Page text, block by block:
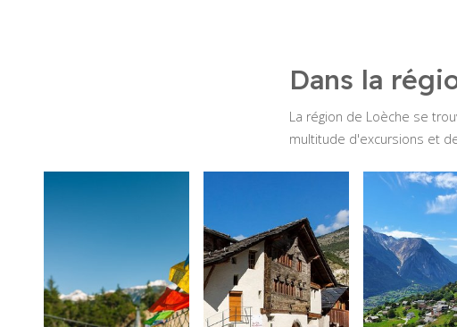
Dans la
La région de Loèche se
multitude d'excursions et